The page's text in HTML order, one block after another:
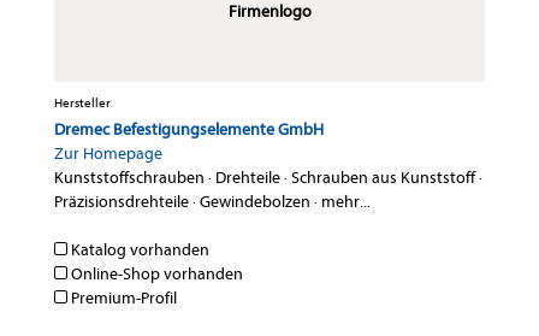
Firmenlogo
Hersteller
Dremec Befestigungselemente GmbH
Zur Homepage
Kunststoffschrauben · Drehteile·Schrauben aus Kunststoff·
Präzisionsdrehteile·Gewindebolzen · mehr...
Katalog vorhanden
Online-Shop vorhanden
Premium-Profil